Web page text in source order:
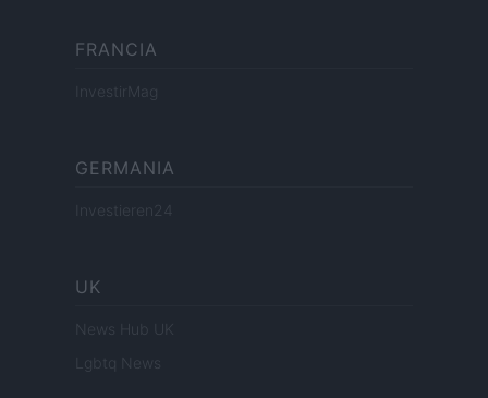
FRANCIA
InvestirMag
GERMANIA
Investieren24
UK
News Hub UK
Lgbtq News